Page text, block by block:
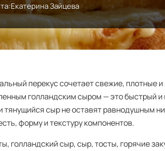
Екатерина Зайцева
перекус сочетает свежие, плотные
голландским сыром — это быстрый и
тянущийся сыр не оставят равнодушным
форму и текстуру компонентов.
голландский сыр, сыр, тосты, горячие